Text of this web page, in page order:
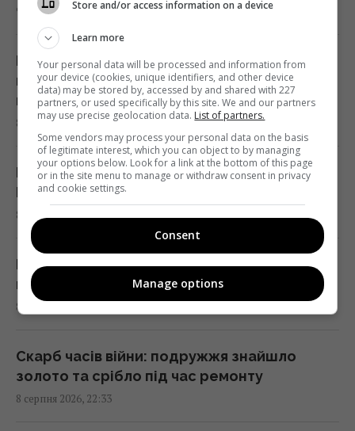
чи йдеться про нестачу питної води
23:53 субота, 08 серпня 2026
Жителів Одеси готують до захисту міста
від російського десанту
23:26 субота, 08 серпня 2026
Стародавній римлянин міг збирати кістки
"морських чудовиськ": вчені знайшли його
колекцію
23:23 субота, 08 серпня 2026
Росія вдарила по центру Павлограда: є
поранені
У Балтійському морі швидко поширюється
чужорідний "морський канібал"
9 серпня 2026, 02:14
Незнайомка «захопила» чужу квартиру:
власниця дізналася про це під час
відпустки
8 серпня 2026, 23:55
Розлучилися 10 років тому: як живуть
Бандерас і Мелані Гріффіт
8 серпня 2026, 22:58
Постраждали діти, наймолодшій лише три
місяці: РФ цинічно атакувала Павлоград
8 серпня 2026, 22:34
Скарб часів війни: подружжя знайшло
золото та срібло під час ремонту
8 серпня 2026, 22:33
Store and/or access information on a device
Learn more
Your personal data will be processed and information from
your device (cookies, unique identifiers, and other device
data) may be stored by, accessed by and shared with 227
partners, or used specifically by this site. We and our partners
may use precise geolocation data. List of partners.
Some vendors may process your personal data on the basis
of legitimate interest, which you can object to by managing
your options below. Look for a link at the bottom of this page
or in the site menu to manage or withdraw consent in privacy
and cookie settings.
Consent
Manage options